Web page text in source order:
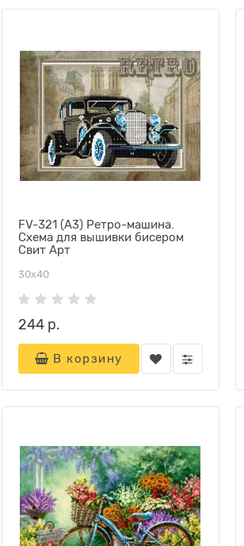
FV-321 (А3) Ретро-машина.
Схема для вышивки бисером
Свит Арт
30х40
244 р.
В корзину